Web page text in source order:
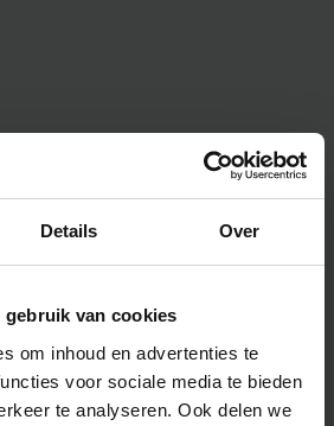
Details Over
gebruik van cookies
om inhoud en advertenties te
voor sociale media te bieden
te analyseren. Ook delen we